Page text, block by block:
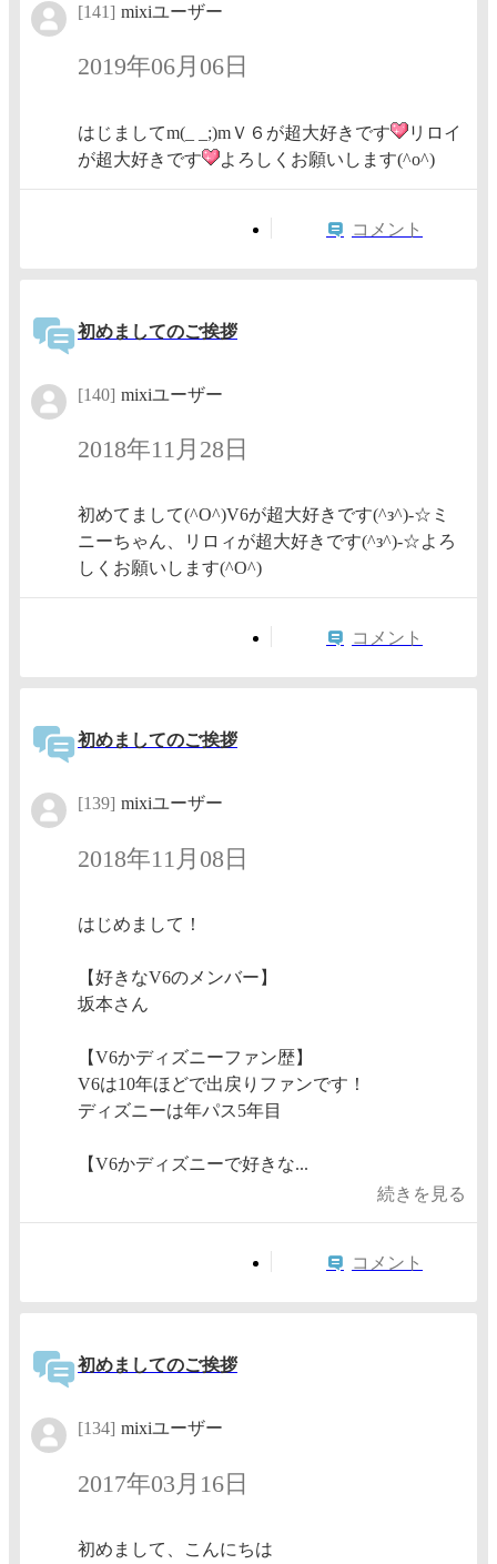
[141] mixiユーザー
2019年06月06日
はじましてm(_ _;)mＶ６が超大好きです
リロイ
が超大好きです
よろしくお願いします(^o^)
コメント
初めましてのご挨拶
[140] mixiユーザー
2018年11月28日
初めてまして(^O^)V6が超大好きです(^з^)-☆ミ
ニーちゃん、リロィが超大好きです(^з^)-☆よろ
しくお願いします(^O^)
コメント
初めましてのご挨拶
[139] mixiユーザー
2018年11月08日
はじめまして！
【好きなV6のメンバー】
坂本さん
【V6かディズニーファン歴】
V6は10年ほどで出戻りファンです！
ディズニーは年パス5年目
【V6かディズニーで好きな...
続きを見る
コメント
初めましてのご挨拶
[134] mixiユーザー
2017年03月16日
初めまして、こんにちは